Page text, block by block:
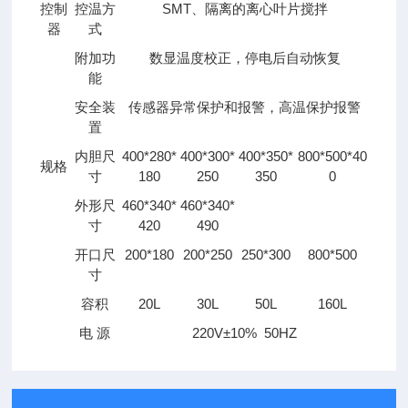
控制
器
控温方
式
SMT、隔离的离心叶片搅拌
附加功
能
数显温度校正，停电后自动恢复
安全装
置
传感器异常保护和报警，高温保护报警
规格
内胆尺
寸
400*280*
180
400*300*
250
400*350*
350
800*500*40
0
外形尺
寸
460*340*
420
460*340*
490
开口尺
寸
200*180 200*250 250*300 800*500
容积 20L 30L 50L
160L
电 源
220V±10% 50HZ